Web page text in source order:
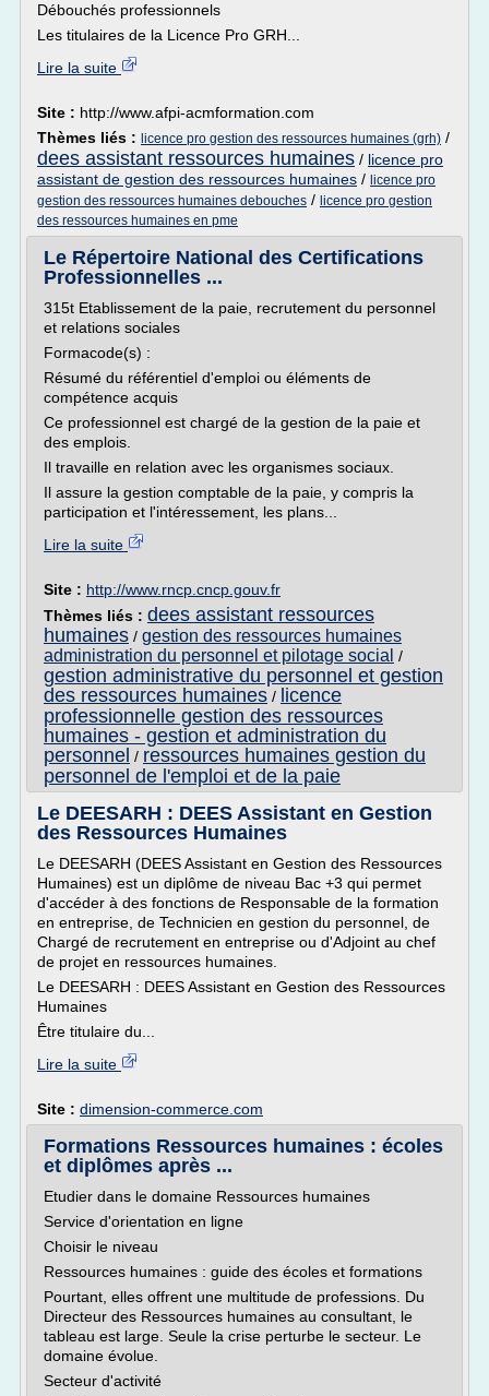
Débouchés professionnels
Les titulaires de la Licence Pro GRH...
Lire la suite
Site : http://www.afpi-acmformation.com
Thèmes liés : licence pro gestion des ressources humaines (grh) /
dees assistant ressources humaines / licence pro
assistant de gestion des ressources humaines / licence pro
gestion des ressources humaines debouches / licence pro gestion
des ressources humaines en pme
Le Répertoire National des Certifications
Professionnelles ...
315t Etablissement de la paie, recrutement du personnel
et relations sociales
Formacode(s) :
Résumé du référentiel d'emploi ou éléments de
compétence acquis
Ce professionnel est chargé de la gestion de la paie et
des emplois.
Il travaille en relation avec les organismes sociaux.
Il assure la gestion comptable de la paie, y compris la
participation et l'intéressement, les plans...
Lire la suite
Site : http://www.rncp.cncp.gouv.fr
Thèmes liés : dees assistant ressources
humaines / gestion des ressources humaines
administration du personnel et pilotage social /
gestion administrative du personnel et gestion
des ressources humaines / licence
professionnelle gestion des ressources
humaines - gestion et administration du
personnel / ressources humaines gestion du
personnel de l'emploi et de la paie
Le DEESARH : DEES Assistant en Gestion
des Ressources Humaines
Le DEESARH (DEES Assistant en Gestion des Ressources
Humaines) est un diplôme de niveau Bac +3 qui permet
d'accéder à des fonctions de Responsable de la formation
en entreprise, de Technicien en gestion du personnel, de
Chargé de recrutement en entreprise ou d'Adjoint au chef
de projet en ressources humaines.
Le DEESARH : DEES Assistant en Gestion des Ressources
Humaines
Être titulaire du...
Lire la suite
Site : dimension-commerce.com
Formations Ressources humaines : écoles
et diplômes après ...
Etudier dans le domaine Ressources humaines
Service d'orientation en ligne
Choisir le niveau
Ressources humaines : guide des écoles et formations
Pourtant, elles offrent une multitude de professions. Du
Directeur des Ressources humaines au consultant, le
tableau est large. Seule la crise perturbe le secteur. Le
domaine évolue.
Secteur d'activité